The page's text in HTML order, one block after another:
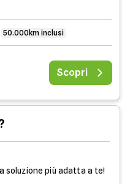
50.000km inclusi
Scopri
soluzione più adatta a te!